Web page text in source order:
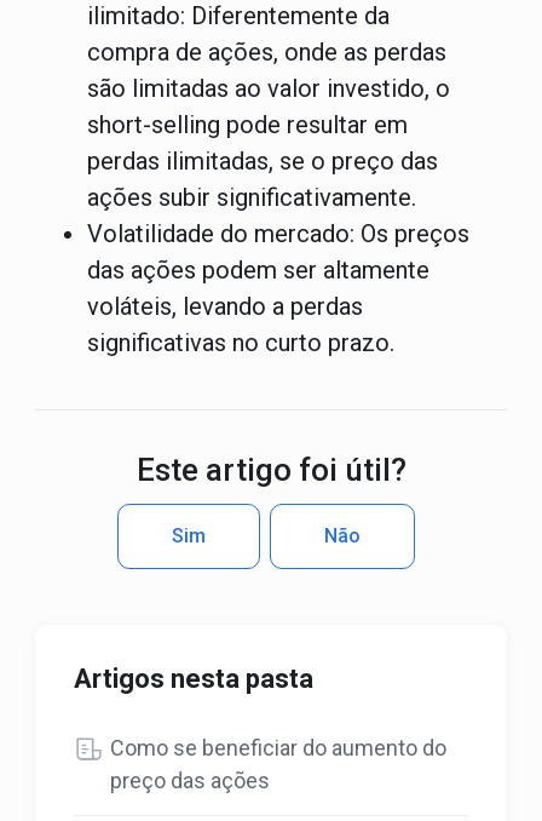
ilimitado: Diferentemente da
compra de ações, onde as perdas
são limitadas ao valor investido, o
short-selling pode resultar em
perdas ilimitadas, se o preço das
ações subir significativamente.
Volatilidade do mercado: Os preços
das ações podem ser altamente
voláteis, levando a perdas
significativas no curto prazo.
Este artigo foi útil?
Não
Sim
Artigos nesta pasta
Como se beneficiar do aumento do
preço das ações